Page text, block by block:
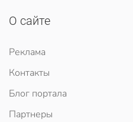
О сайте
Реклама
Контакты
Блог портала
Партнеры